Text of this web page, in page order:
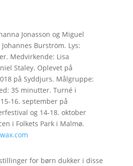
Jonasson og Miguel
Burström. Lys:
Medvirkende: Lisa
Staley. Oplevet på
på Syddjurs. Målgruppe:
35 minutter. Turné i
16. september på
og 14-18. oktober
i Folkets Park i Malmø.
for børn dukker i disse